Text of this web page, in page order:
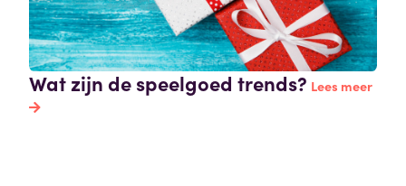
Wat zijn de speelgoed trends? Lees meer